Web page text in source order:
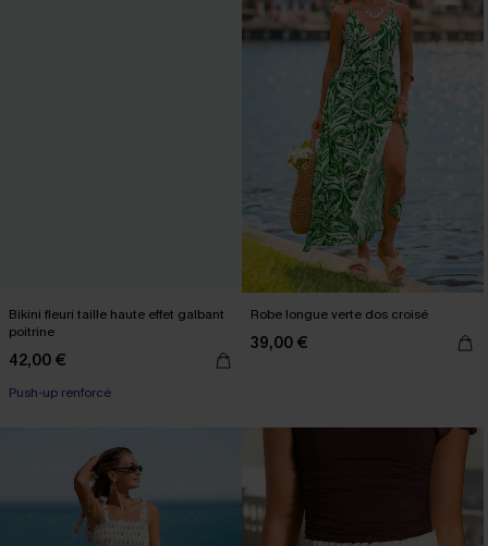
Bikini fleuri taille haute effet galbant
poitrine
42,00 €
Push-up renforcé
Robe longue verte dos croisé
39,00 €